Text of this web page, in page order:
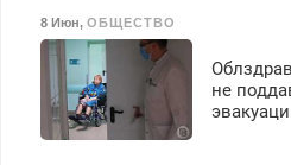
8 Июн, ОБЩЕСТВО
не